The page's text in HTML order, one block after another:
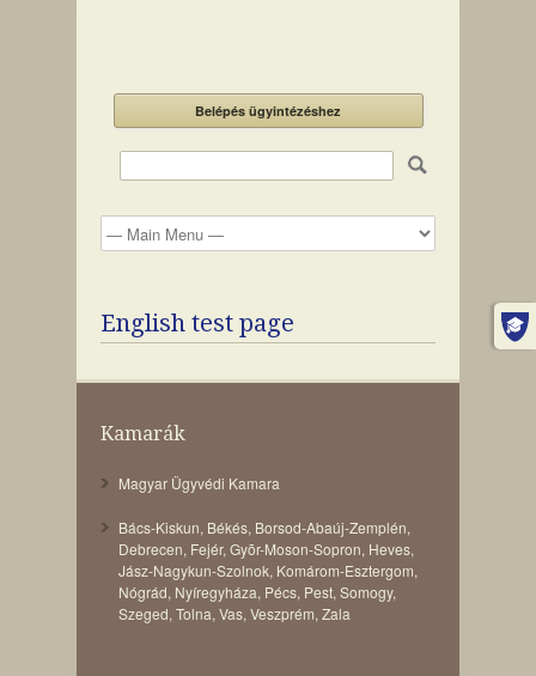
Belépés ügyintézéshez
English test page
Kamarák
Magyar Ügyvédi Kamara
Bács-Kiskun, Békés, Borsod-Abaúj-Zemplén,
Debrecen, Fejér, Gyõr-Moson-Sopron, Heves,
Jász-Nagykun-Szolnok, Komárom-Esztergom,
Nógrád, Nyíregyháza, Pécs, Pest, Somogy,
Szeged, Tolna, Vas, Veszprém, Zala